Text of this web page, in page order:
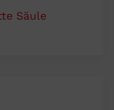
Säule